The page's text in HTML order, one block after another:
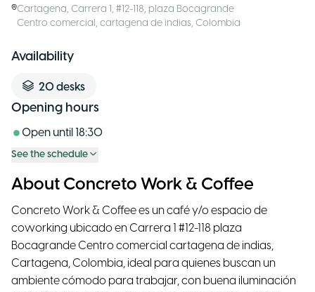
Cartagena, Carrera 1, #12-118, plaza Bocagrande
Centro comercial, cartagena de indias, Colombia
Availability
20desks
Opening hours
Open until 18:30
See the schedule
About Concreto Work & Coffee
Concreto Work & Coffee es un café y/o espacio de
coworking ubicado en Carrera 1 #12-118 plaza
Bocagrande Centro comercial cartagena de indias,
Cartagena, Colombia, ideal para quienes buscan un
ambiente cómodo para trabajar, con buena iluminación